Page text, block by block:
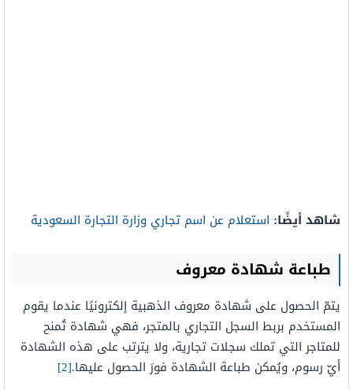
شاهد أيضًا: استعلام عن اسم تجاري وزارة التجارة السعودية
طباعة شهادة معروف
يتمّ الحصول على شهادة معروف الذهبية إلكترونيًا عندما يقوم
المستخدم بربط السجل التجاري بالمتجر، فهي شهادة تُمنح
للمتاجر التي تملك سجلات تجارية، ولا يترتب على هذه الشهادة
أيّ رسوم، ويُمكن طباعة الشهادة فورَ الحصول عليها.[2]